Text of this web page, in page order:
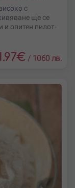
с
ще се
и опитен пилот-
€ / 1060 лв.